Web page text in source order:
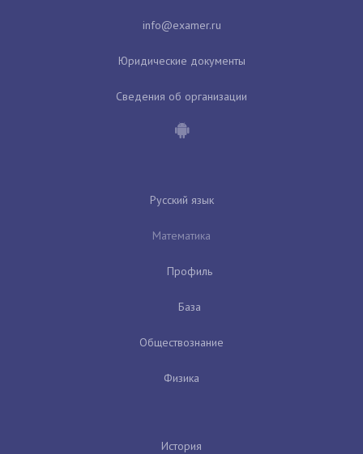
Юридические документы
Сведения об организации
Русский язык
Математика
Профиль
База
Обществознание
Физика
История